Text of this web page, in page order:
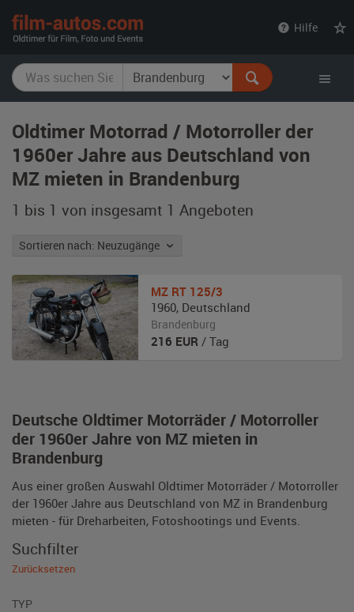
Hilfe
Oldtimer Motorrad / Motorroller der
1960er Jahre aus Deutschland von
MZ mieten in Brandenburg
1 bis 1 von insgesamt 1 Angeboten
Sortieren nach: Neuzugänge
Deutsche Oldtimer Motorräder / Motorroller
der 1960er Jahre von MZ mieten in
Brandenburg
Aus einer großen Auswahl Oldtimer Motorräder / Motorroller
der 1960er Jahre aus Deutschland von MZ in Brandenburg
mieten - für Dreharbeiten, Fotoshootings und Events.
MZ RT 125/3
1960, Deutschland
Brandenburg
216 EUR / Tag
Suchfilter
Zurücksetzen
TYP